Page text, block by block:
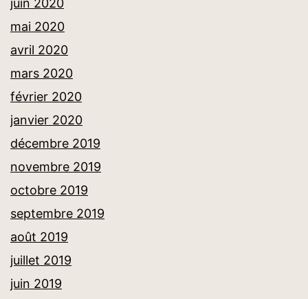
juin 2020
mai 2020
avril 2020
mars 2020
février 2020
janvier 2020
décembre 2019
novembre 2019
octobre 2019
septembre 2019
août 2019
juillet 2019
juin 2019